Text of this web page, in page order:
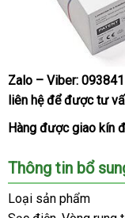
rung
massage
vật
cao
cấp
Lovense
Zalo – Viber:
liên hệmua
sắm
đểtiki
được tư
Hàng bảo
được giao kín
Thông tin bổ
Loại sản phẩm